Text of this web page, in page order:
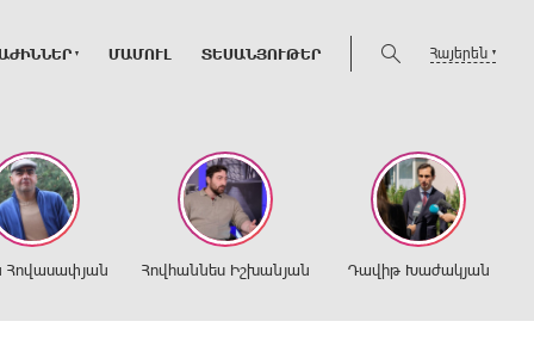
ՄԱՄՈՒԼ ՏԵՍԱՆՅՈՒԹԵՐ Հայերեն
Հովասափյան Հովհաննես Իշխանյան Դավիթ Խաժակյան